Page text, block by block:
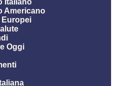
Italiano
Americano
Europei
Oggi